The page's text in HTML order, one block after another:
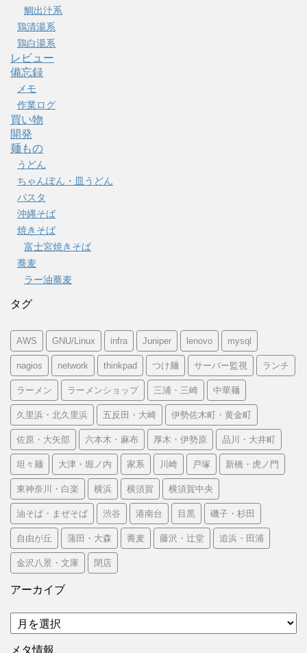
鯛出汁系
鶏清湯系
鶏白湯系
レビュー
備忘録
メモ
作業ログ
買い物
開発
麺もの
うどん
ちゃんぽん・皿うどん
パスタ
沖縄そば
焼きそば
富士宮焼きそば
蕎麦
ラー油蕎麦
タグ
AWS GNU/Linux infra Juniper lenovo mysql
nagios network thinkpad つけ麺 サーバー監視 ランチ
ラーメン ラーメンショップ 三浦・三崎 中華麺
久里浜・北久里浜 五反田・大崎 伊勢佐木町・黄金町
佐原・大矢部 六本木・麻布 厚木・伊勢原 品川・大井町
坦々麺 大津・堀ノ内 家系 川崎 戸塚 新橋・虎ノ門
東神奈川・白楽 横浜 横須賀 横須賀中央
油そば・まぜそば 渋谷 港南台 目黒 磯子・杉田
自由が丘 蒲田・大森 蕎麦 藤沢・辻堂 追浜・田浦
金沢八景・文庫 閉店
アーカイブ
ア
ー
カ
メタ情報